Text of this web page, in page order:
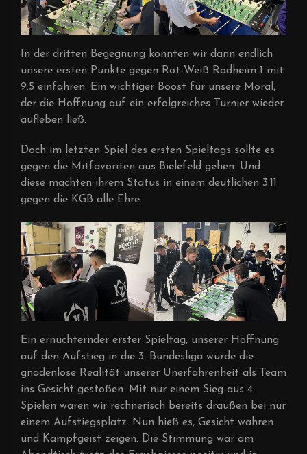
In der dritten Begegnung konnten wir dann endlich
unsere ersten Punkte gegen Rot-Weiß Radheim 1 mit
9:5 einfahren. Ein wichtiger Boost für unsere Moral,
der die Hoffnung auf ein erfolgreiches Turnier wieder
aufleben ließ.
Doch im letzten Spiel des ersten Spieltags sollte es
gegen die Mitfavoriten aus Bielefeld gehen. Und
diese machten ihrem Status in einem deutlichen 3:11
gegen die KGB alle Ehre.
Ein ernüchternder erster Spieltag, unserer Hoffnung
auf den Aufstieg in die 3. Bundesliga wurde die
gnadenlose Realität unserer Unerfahrenheit als Team
ins Gesicht gestoßen. Mit nur einem Sieg aus 4
Spielen waren wir rechnerisch bereits draußen bei nur
einem Aufstiegsplatz. Nun hieß es, Gesicht wahren
und Kampfgeist zeigen. Die Stimmung war am